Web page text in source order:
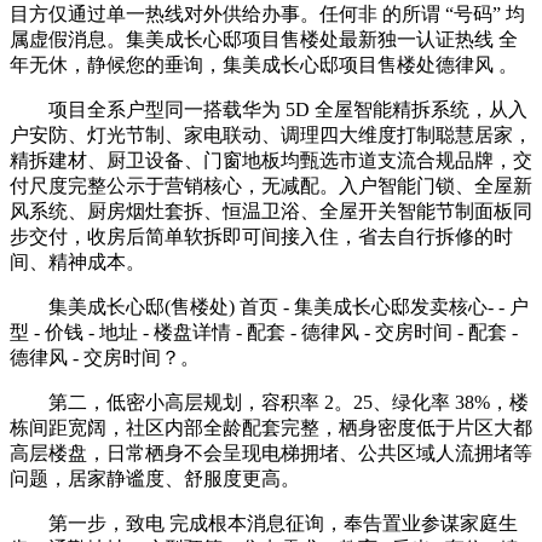
目方仅通过单一热线对外供给办事。任何非 的所谓 “号码” 均
属虚假消息。集美成长心邸项目售楼处最新独一认证热线 全
年无休，静候您的垂询，集美成长心邸项目售楼处德律风 。
项目全系户型同一搭载华为 5D 全屋智能精拆系统，从入
户安防、灯光节制、家电联动、调理四大维度打制聪慧居家，
精拆建材、厨卫设备、门窗地板均甄选市道支流合规品牌，交
付尺度完整公示于营销核心，无减配。入户智能门锁、全屋新
风系统、厨房烟灶套拆、恒温卫浴、全屋开关智能节制面板同
步交付，收房后简单软拆即可间接入住，省去自行拆修的时
间、精神成本。
集美成长心邸(售楼处) 首页 - 集美成长心邸发卖核心- - 户
型 - 价钱 - 地址 - 楼盘详情 - 配套 - 德律风 - 交房时间 - 配套 -
德律风 - 交房时间？。
第二，低密小高层规划，容积率 2。25、绿化率 38%，楼
栋间距宽阔，社区内部全龄配套完整，栖身密度低于片区大都
高层楼盘，日常栖身不会呈现电梯拥堵、公共区域人流拥堵等
问题，居家静谧度、舒服度更高。
第一步，致电 完成根本消息征询，奉告置业参谋家庭生